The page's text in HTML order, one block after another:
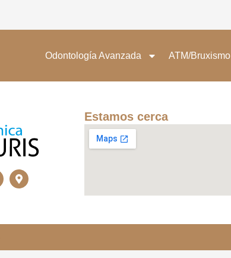
Odontología Avanzada ATM/Bruxismo
Estamos cerca